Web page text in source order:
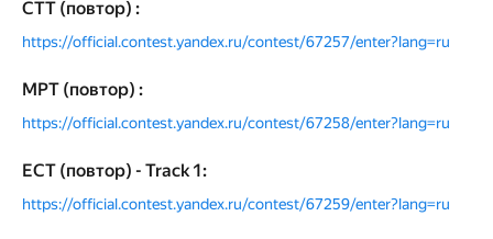
CTT (повтор) :
https://official.contest.yandex.ru/contest/67257/enter?lang=ru
MPT (повтор) :
https://official.contest.yandex.ru/contest/67258/enter?lang=ru
ECT (повтор) - Track 1:
https://official.contest.yandex.ru/contest/67259/enter?lang=ru